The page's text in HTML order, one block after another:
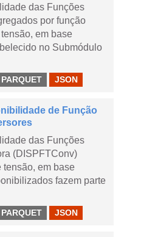
das Funções
por função
em base
no Submódulo
PARQUET JSON
de Função
das Funções
(DISPFTConv)
em base
fazem parte
PARQUET JSON